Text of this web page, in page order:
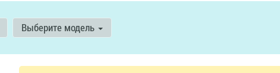
Выберите модель